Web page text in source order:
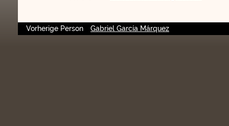
Vorherige Person Gabriel García Márquez